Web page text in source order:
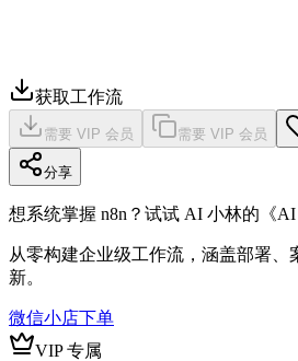
获取工作流
需要 VIP 会员 需要 VIP 会员
分享
想系统掌握 n8n？试试 AI 小林的《AI
从零构建企业级工作流，涵盖部署、
新。
微信小店下单
VIP 专属